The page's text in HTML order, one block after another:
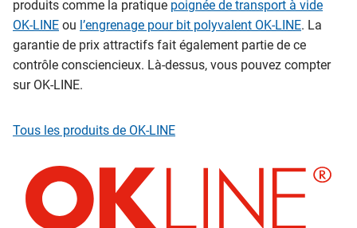
produits comme la pratique poignée de transport à vide
OK-LINE ou l’engrenage pour bit polyvalent OK-LINE. La
garantie de prix attractifs fait également partie de ce
contrôle consciencieux. Là-dessus, vous pouvez compter
sur OK-LINE.
Tous les produits de OK-LINE